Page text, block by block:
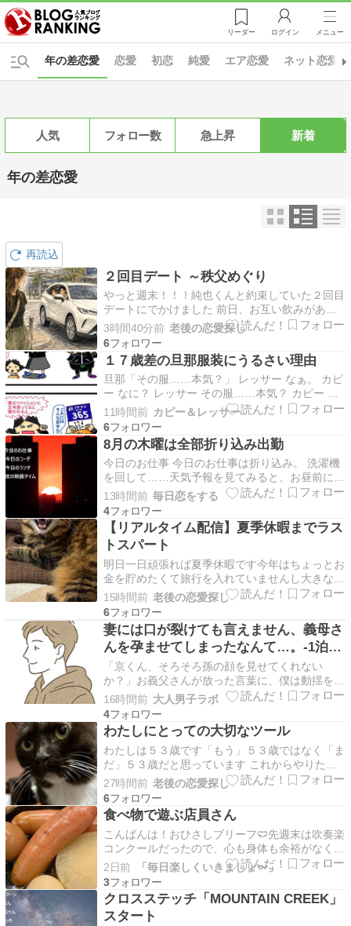
リーダー ログイン メニュー
恋愛 初恋 純愛 エア恋愛 ネット恋愛
年の差恋愛
人気 フォロー数 急上昇 新着
年の差恋愛
再読込
２回目デート ～秩父めぐり
やっと週末！！！純也くんと約束していた２回目
デートにでかけました 前日、お互い飲みがあっ
て明日の朝早いからなるべく早く切り上げて帰ろ
ねとか言いつつお互い終電コースでした ダメダ
メじゃん どこに行こうかと候補を出し合って埼
玉の秩父に行ってきました レンタカーを借りよ
うと言ったんで…
3時間40分前 老後の恋愛探し
6
１７歳差の旦那服装にうるさい理由
旦那「その服……本気？」 レッサー なぁ。 カピ
ー なに？ レッサー その服……本気？ カピー か
わいいでしょ？ レッサー 工事現場のカラーコー
ンが歩いてきたんか思た。 カピー 失礼すぎる！
レッサー なんで黄緑に水色合わせるねん。 カピ
ー 元気出るから。 レッサー 見てる俺の…
11時間前 カピー＆レッサー
6
8月の木曜は全部折り込み出勤
今日のお仕事 今日のお仕事は折り込み。 洗濯機
を回して……天気予報を見てみると、お昼前に雨
が降るっぽい。 まあ、降る降る言っても降らな
いってのがとーこエリアではあるのだけど。 そ
れでも、念のために部屋干しすることに。 さ
て、出勤てくてく。 外に出たら、傘がいらない
くらいの霧雨を…
13時間前 毎日恋をする
4
【リアルタイム配信】夏季休暇までラス
トスパート
明日一日頑張れば夏季休暇です今年はちょっとお
金を貯めたくて旅行を入れていませんし大きなイ
ベントも計画していないです 相手がいないって
のもあるけどｗｗ 実家に帰ってまた母親と子供
たちに貢いでくる予定くらいですね 仕事がちょ
っと忙しいのと資格勉強追い込みでブログが追い
付いていなく１…
15時間前 老後の恋愛探し
6
妻には口が裂けても言えません、義母さ
んを孕ませてしまったなんて…。-1泊2
日の温泉旅行で、我を忘れて中出ししま
くった僕。- 盛永いろは
「京くん、そろそろ孫の顔を見せてくれない
か？」お義父さんが放った言葉に、僕は動揺を隠
せなかった。家族揃っての楽しい温泉旅行のはず
が、それに乗じて妻との子作りを頼まれてしまう
なんて…。お義父さんに言われた通り1カ月間の
禁欲生活を経て温泉旅行当日を迎えたのだが、あ
ろうことか妻に子作り…
16時間前 大人男子ラボ
4
わたしにとっての大切なツール
わたしは５３歳です「もう」５３歳ではなく「ま
だ」５３歳だと思っています これからやりたい
ことが明確になっています大きくは、２つやりた
いことがありそれに向かっていることで日々のモ
チベーションも高く維持できています 若い頃は
やりたいことの前に「やらなきゃいけないこと」
がたくさんあり…
27時間前 老後の恋愛探し
6
食べ物で遊ぶ店員さん
こんばんは！おひさしブリーフ🩲先週末は吹奏楽
コンクールだったので、心も身体も余裕がなく過
ごしてました💦何といっても、今年はコンクール
という舞台でソロを吹くという、未だかつて無い
経験をさせて頂きました結果は「銀賞」悔しさと
かもっと吹きたかった気持ちはありますが、結果
が全て。打ち上…
2日前
「毎日楽しくいきましょ〜」
3
クロスステッチ「MOUNTAIN CREEK」
スタート